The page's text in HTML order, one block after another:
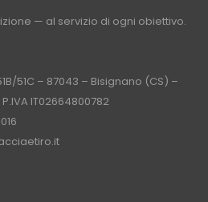
— al servizio di ogni obiettivo.
51C – 87043 – Bisignano (CS) –
IT02664800782